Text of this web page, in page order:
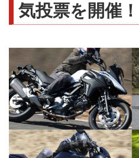
気投票を開催！